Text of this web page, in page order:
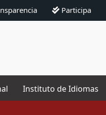
Participa
Instituto de Idiomas